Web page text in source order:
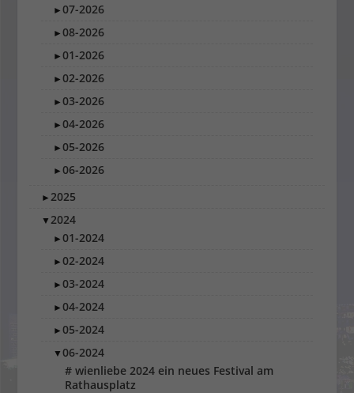
►07-2026
►08-2026
►01-2026
►02-2026
►03-2026
►04-2026
►05-2026
►06-2026
►2025
▼2024
►01-2024
►02-2024
►03-2024
►04-2024
►05-2024
▼06-2024
# wienliebe 2024 ein neues Festival am
Rathausplatz